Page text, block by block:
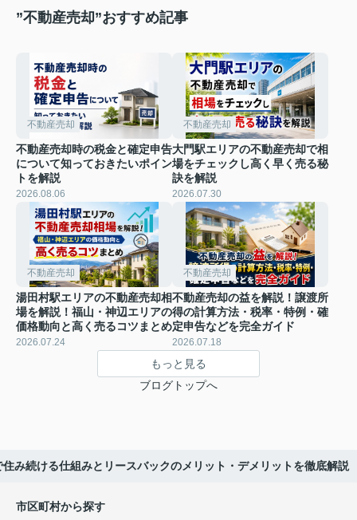
”不動産売却”おすすめ記事
不動産売却
不動産売却時の税金と確定申告
について知っておきたいポイン
トを解説
2026.08.06
不動産売却
大門駅エリアの不動産売却で相
場をチェックし高く早く売る秘
訣を解説
2026.07.30
不動産売却
湯田村駅エリアの不動産売却相
場を解説！福山・神辺エリアの
価格動向と高く売るコツまとめ
2026.07.24
不動産売却
不動産売却の益を解説！譲渡所
得の計算方法・税率・特例・確
定申告などを完全ガイド
2026.07.18
もっと見る
ブログトップへ
み続ける仕組みとリースバックのメリット・デメリットを徹底解説
市区町村から探す